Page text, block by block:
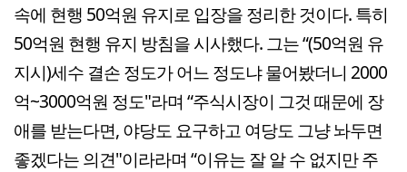
속에 현행 50억원 유지로 입장을 정리한 것이다. 특히
50억원 현행 유지 방침을 시사했다. 그는 “(50억원 유
지시)세수 결손 정도가 어느 정도냐 물어봤더니 2000
억~3000억원 정도"라며 “주식시장이 그것 때문에 장
애를 받는다면, 야당도 요구하고 여당도 그냥 놔두면
좋겠다는 의견"이라라며 “이유는 잘 알 수 없지만 주